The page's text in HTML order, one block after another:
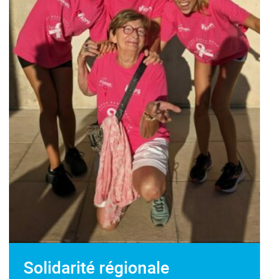
Solidarité régionale